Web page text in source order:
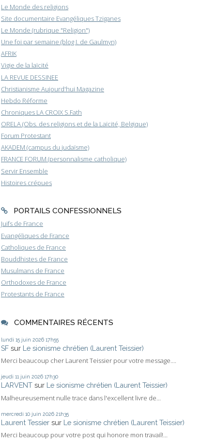
Le Monde des religions
Site documentaire Evangéliques Tziganes
Le Monde (rubrique "Religion")
Une foi par semaine (blog I. de Gaulmyn)
AFRIK
Vigie de la laïcité
LA REVUE DESSINEE
Christianisme Aujourd'hui Magazine
Hebdo Réforme
Chroniques LA CROIX S.Fath
ORELA (Obs. des religions et de la Laïcité, Belgique)
Forum Protestant
AKADEM (campus du judaïsme)
FRANCE FORUM (personnalisme catholique)
Servir Ensemble
Histoires crépues
PORTAILS CONFESSIONNELS
Juifs de France
Evangéliques de France
Catholiques de France
Bouddhistes de France
Musulmans de France
Orthodoxes de France
Protestants de France
COMMENTAIRES RÉCENTS
lundi 15 juin 2026 17h55
SF sur Le sionisme chrétien (Laurent Teissier)
Merci beaucoup cher Laurent Teissier pour votre message....
jeudi 11 juin 2026 17h30
LARVENT sur Le sionisme chrétien (Laurent Teissier)
Malheureusement nulle trace dans l'excellent livre de...
mercredi 10 juin 2026 21h35
Laurent Tessier sur Le sionisme chrétien (Laurent Teissier)
Merci beaucoup pour votre post qui honore mon travail!...